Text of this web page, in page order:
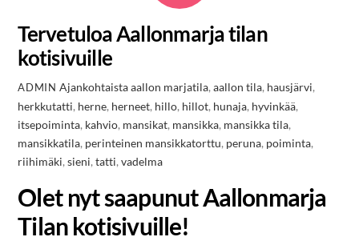
Tervetuloa Aallonmarja tilan
kotisivuille
ADMIN Ajankohtaistaaallon marjatila, aallon tila, hausjärvi,
herkkutatti, herne, herneet, hillo, hillot, hunaja, hyvinkää,
itsepoiminta, kahvio, mansikat, mansikka, mansikka tila,
mansikkatila, perinteinen mansikkatorttu, peruna, poiminta,
riihimäki,sieni,tatti,vadelma
Olet nyt saapunut Aallonmarja
Tilan kotisivuille!